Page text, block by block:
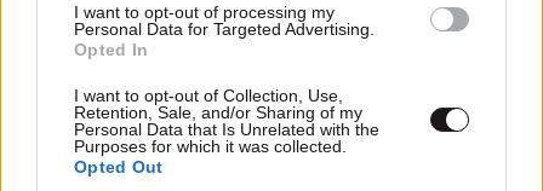
I want to opt-out of processing my
Personal Data for Targeted Advertising.
Opted In
I want to opt-out of Collection, Use,
Retention, Sale, and/or Sharing of my
Personal Data that Is Unrelated with the
Purposes for which it was collected.
Opted Out